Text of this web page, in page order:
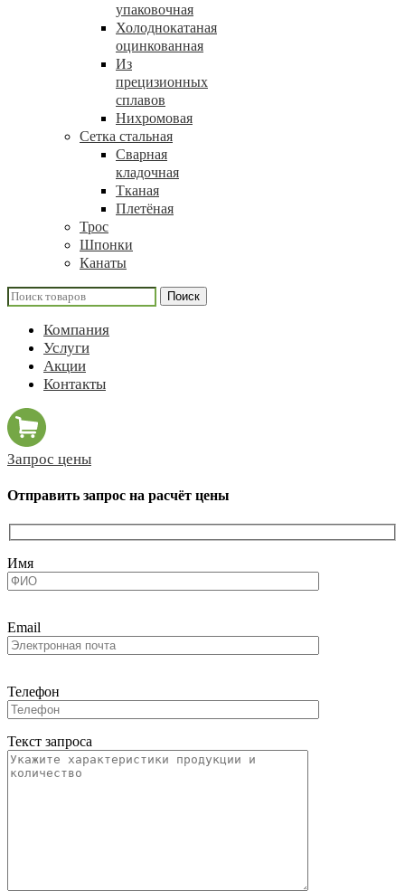
упаковочная
Холоднокатаная
оцинкованная
Из
прецизионных
сплавов
Нихромовая
Сетка стальная
Сварная
кладочная
Тканая
Плетёная
Трос
Шпонки
Канаты
Поиск
Компания
Услуги
Акции
Контакты
Запрос цены
Отправить запрос на расчёт цены
Имя
Email
Телефон
Текст запроса